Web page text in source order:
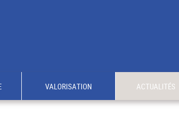
VALORISATION ACTUALITÉS